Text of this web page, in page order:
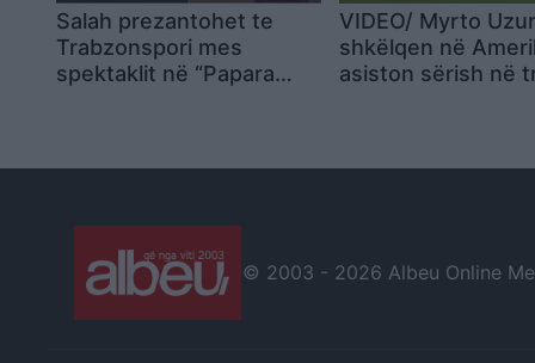
Salah prezantohet te
Trabzonspori mes
spektaklit në “Papara
VIDEO/ Myrto
shkëlqen në
asiston sërish në
© 2003 - 2026 Albeu Online